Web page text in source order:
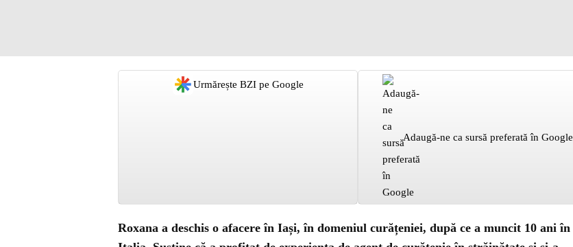
Urmărește BZI pe Google
Adaugă-ne ca sursă preferată în Google
Roxana a deschis o afacere în Iași, în domeniul curățeniei, după ce a muncit 10 ani în